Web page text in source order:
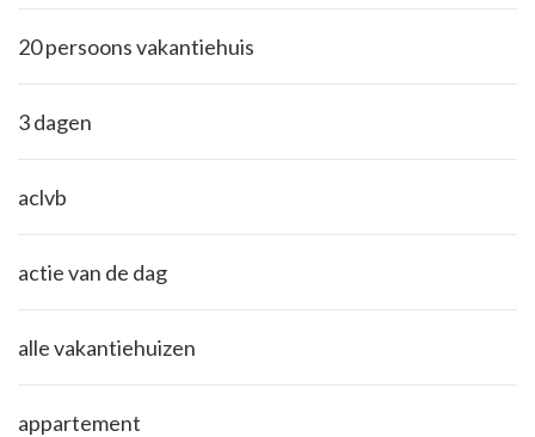
20 persoons vakantiehuis
3 dagen
aclvb
actie van de dag
alle vakantiehuizen
appartement